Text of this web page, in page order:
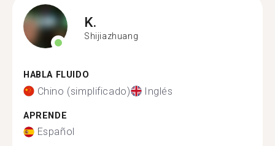
K.
Shijiazhuang
HABLA FLUIDO
Chino (simplificado) Inglés
APRENDE
Español